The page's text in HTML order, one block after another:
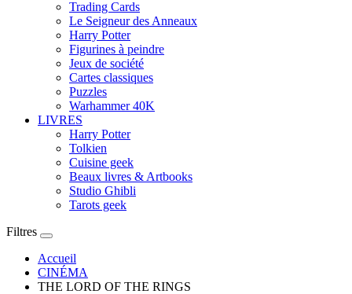
Trading Cards
Le Seigneur des Anneaux
Harry Potter
Figurines à peindre
Jeux de société
Cartes classiques
Puzzles
Warhammer 40K
LIVRES
Harry Potter
Tolkien
Cuisine geek
Beaux livres & Artbooks
Studio Ghibli
Tarots geek
Filtres
Accueil
CINÉMA
THE LORD OF THE RINGS